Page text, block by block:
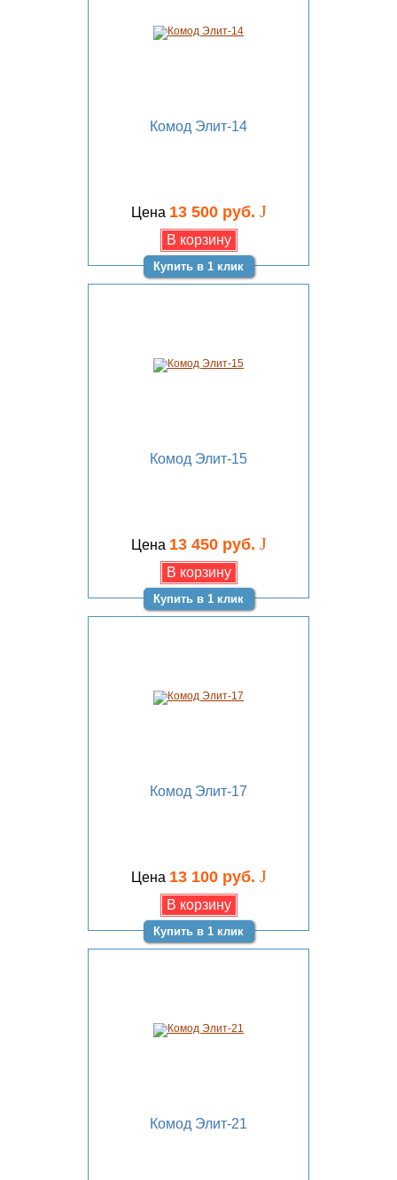
Комод Элит-14
Цена 13 500 руб. J
Купить в 1 клик
Комод Элит-15
Цена 13 450 руб. J
Купить в 1 клик
Комод Элит-17
Цена 13 100 руб. J
Купить в 1 клик
Комод Элит-21